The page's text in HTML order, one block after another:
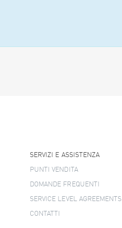
SERVIZI E ASSISTENZA
PUNTI VENDITA
DOMANDE FREQUENTI
SERVICE LEVEL AGREEMENTS
CONTATTI